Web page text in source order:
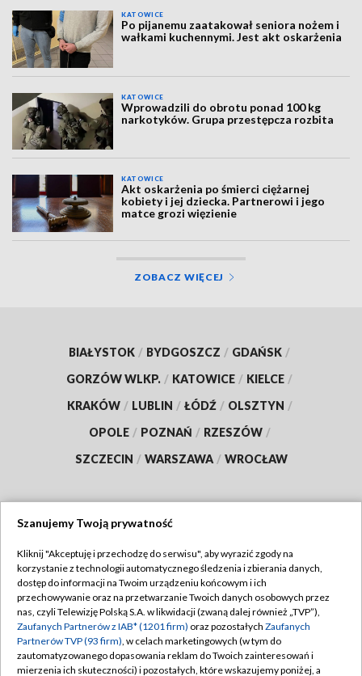
KATOWICE
Po pijanemu zaatakował seniora nożem i
wałkami kuchennymi. Jest akt oskarżenia
KATOWICE
Wprowadzili do obrotu ponad 100 kg
narkotyków. Grupa przestępcza rozbita
KATOWICE
Akt oskarżenia po śmierci ciężarnej
kobiety i jej dziecka. Partnerowi i jego
matce grozi więzienie
ZOBACZ WIĘCEJ
BIAŁYSTOK / BYDGOSZCZ / GDAŃSK /
GORZÓW WLKP. / KATOWICE / KIELCE /
KRAKÓW / LUBLIN / ŁÓDŹ / OLSZTYN /
OPOLE / POZNAŃ / RZESZÓW /
SZCZECIN / WARSZAWA / WROCŁAW
TVP
Abonament TVP
Emisja w TVP
Centrum informacji TVP
Regulamin TVP
Polityka prywatności
Moje zgody
Szanujemy Twoją prywatność
Kliknij "Akceptuję i przechodzę do serwisu", aby wyrazić zgody na
korzystanie z technologii automatycznego śledzenia i zbierania danych,
dostęp do informacji na Twoim urządzeniu końcowym i ich
przechowywanie oraz na przetwarzanie Twoich danych osobowych przez
nas, czyli Telewizję Polską S.A. w likwidacji (zwaną dalej również „TVP”),
Zaufanych Partnerów z IAB* (1201 firm) oraz pozostałych Zaufanych
Partnerów TVP (93 firm), w celach marketingowych (w tym do
zautomatyzowanego dopasowania reklam do Twoich zainteresowań i
mierzenia ich skuteczności) i pozostałych, które wskazujemy poniżej, a